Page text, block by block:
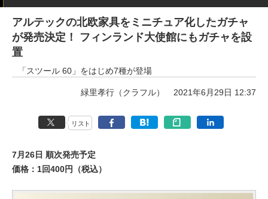
アルテックの北欧家具をミニチュア化したガチャ
が発売決定！ フィンランド大使館にもガチャを設
置
「スツール 60」をはじめ7種が登場
緑里孝行（クラフル） 2021年6月29日 12:37
リスト
7月26日 順次発売予定
価格：1回400円（税込）